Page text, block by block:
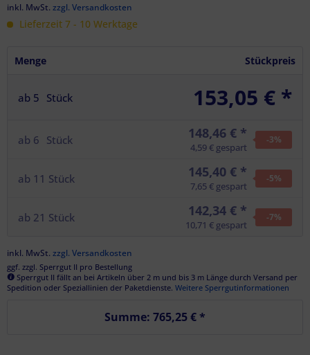
inkl. MwSt. zzgl. Versandkosten
Lieferzeit 7 - 10 Werktage
Menge Stückpreis
ab 5 Stück 153,05 € *
ab 6 Stück 148,46 € *
4,59 € gespart
-3%
ab 11 Stück 145,40 € *
7,65 € gespart
-5%
ab 21 Stück 142,34 € *
10,71 € gespart
-7%
inkl. MwSt. zzgl. Versandkosten
ggf. zzgl. Sperrgut II pro Bestellung
Sperrgut II fällt an bei Artikeln über 2 m und bis 3 m Länge durch Versand per
Spedition oder Speziallinien der Paketdienste. Weitere Sperrgutinformationen
Summe: 765,25 €*